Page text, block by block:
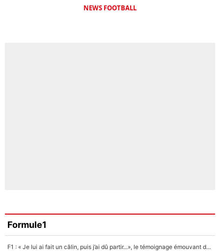
NEWS FOOTBALL
Formule1
F1 : « Je lui ai fait un câlin, puis j’ai dû partir...», le témoignage émouvant de Max Verstappen sur sa fille